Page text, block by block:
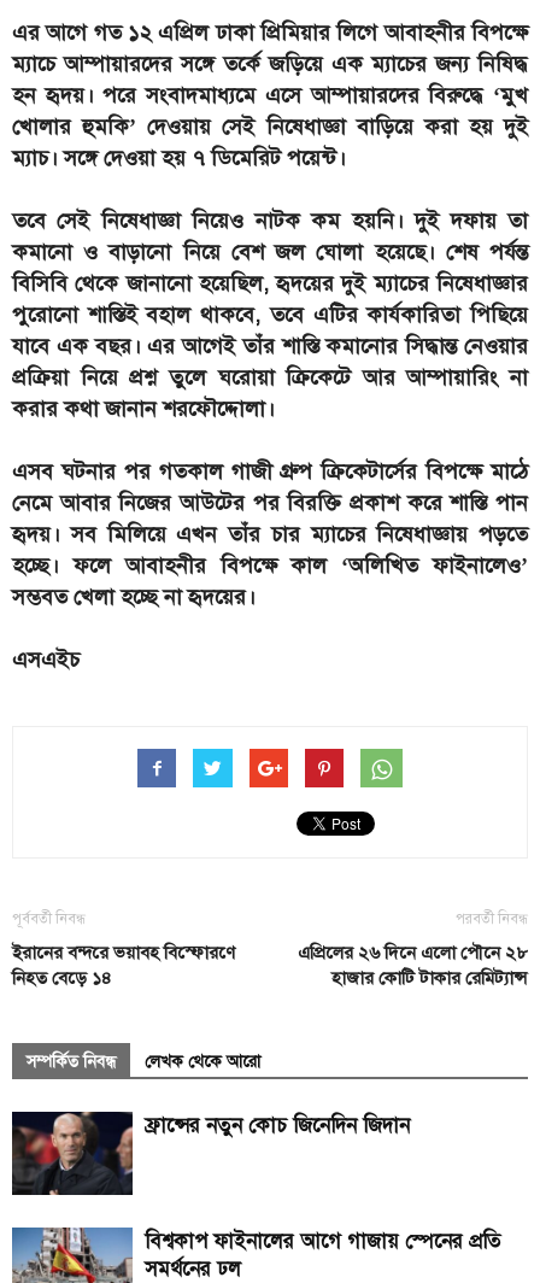
এর আগে গত ১২ এপ্রিল ঢাকা প্রিমিয়ার লিগে আবাহনীর বিপক্ষে
ম্যাচে আম্পায়ারদের সঙ্গে তর্কে জড়িয়ে এক ম্যাচের জন্য নিষিদ্ধ
হন হৃদয়। পরে সংবাদমাধ্যমে এসে আম্পায়ারদের বিরুদ্ধে ‘মুখ
খোলার হুমকি’ দেওয়ায় সেই নিষেধাজ্ঞা বাড়িয়ে করা হয় দুই
ম্যাচ। সঙ্গে দেওয়া হয় ৭ ডিমেরিট পয়েন্ট।
তবে সেই নিষেধাজ্ঞা নিয়েও নাটক কম হয়নি। দুই দফায় তা
কমানো ও বাড়ানো নিয়ে বেশ জল ঘোলা হয়েছে। শেষ পর্যন্ত
বিসিবি থেকে জানানো হয়েছিল, হৃদয়ের দুই ম্যাচের নিষেধাজ্ঞার
পুরোনো শাস্তিই বহাল থাকবে, তবে এটির কার্যকারিতা পিছিয়ে
যাবে এক বছর। এর আগেই তাঁর শাস্তি কমানোর সিদ্ধান্ত নেওয়ার
প্রক্রিয়া নিয়ে প্রশ্ন তুলে ঘরোয়া ক্রিকেটে আর আম্পায়ারিং না
করার কথা জানান শরফৌদ্দোলা।
এসব ঘটনার পর গতকাল গাজী গ্রুপ ক্রিকেটার্সের বিপক্ষে মাঠে
নেমে আবার নিজের আউটের পর বিরক্তি প্রকাশ করে শাস্তি পান
হৃদয়। সব মিলিয়ে এখন তাঁর চার ম্যাচের নিষেধাজ্ঞায় পড়তে
হচ্ছে। ফলে আবাহনীর বিপক্ষে কাল ‘অলিখিত ফাইনালেও’
সম্ভবত খেলা হচ্ছে না হৃদয়ের।
এসএইচ
পূর্ববর্তী নিবন্ধ
ইরানের বন্দরে ভয়াবহ বিস্ফোরণে
নিহত বেড়ে ১৪
পরবর্তী নিবন্ধ
এপ্রিলের ২৬ দিনে এলো পৌনে ২৮
হাজার কোটি টাকার রেমিট্যান্স
সম্পর্কিত নিবন্ধ লেখক থেকে আরো
ফ্রান্সের নতুন কোচ জিনেদিন জিদান
বিশ্বকাপ ফাইনালের আগে গাজায় স্পেনের প্রতি
সমর্থনের ঢল